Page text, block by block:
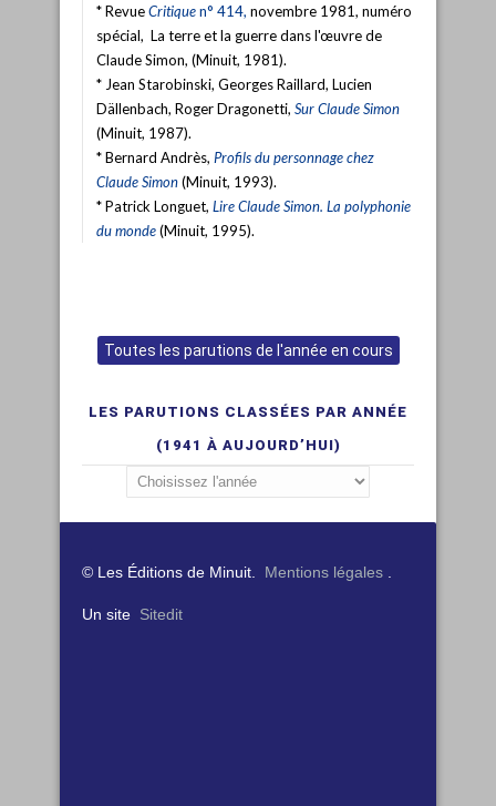
* RevueCritiquen° 414, novembre 1981, numéro
spécial, La terre et la guerre dans l'œuvre de
Claude Simon, (Minuit, 1981).
* Jean Starobinski, Georges Raillard, Lucien
Dällenbach, Roger Dragonetti, Sur Claude Simon
(Minuit, 1987).
* Bernard Andrès, Profils du personnage chez
Claude Simon(Minuit, 1993).
* Patrick Longuet, Lire Claude Simon. La polyphonie
du monde(Minuit, 1995).
Toutes les parutions de l'année en cours
LES PARUTIONS CLASSÉES PAR ANNÉE
(1941 À AUJOURD’HUI)
© Les Éditions de Minuit. Mentions légales
Un site Sitedit